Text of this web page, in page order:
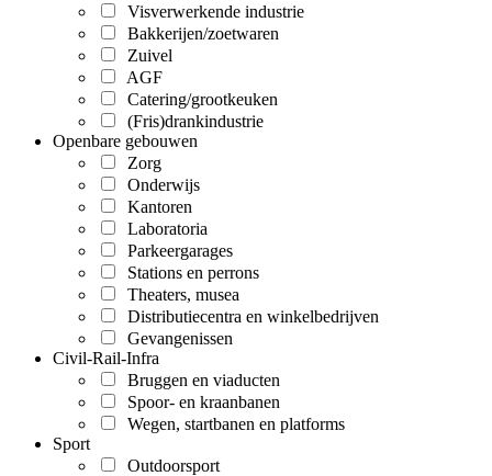
Visverwerkende industrie
Bakkerijen/zoetwaren
Zuivel
AGF
Catering/grootkeuken
(Fris)drankindustrie
Openbare gebouwen
Zorg
Onderwijs
Kantoren
Laboratoria
Parkeergarages
Stations en perrons
Theaters, musea
Distributiecentra en winkelbedrijven
Gevangenissen
Civil-Rail-Infra
Bruggen en viaducten
Spoor- en kraanbanen
Wegen, startbanen en platforms
Sport
Outdoorsport